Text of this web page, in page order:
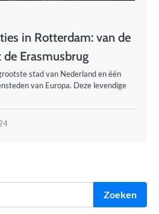
in Rotterdam: van de
Erasmusbrug
stad van Nederland en één
van Europa. Deze levendige
Zoeken